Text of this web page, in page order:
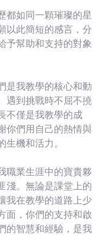
都如同一顆璀璨的星
以此簡短的感言，分
予幫助和支持的對象
是我教學的核心和動
遇到挑戰時不屈不撓
不僅是我教學的成
你們用自己的熱情與
機和活力。
職業生涯中的寶貴夥
淺。無論是課堂上的
我在教學的道路上少
面，你們的支持和啟
的智慧和經驗，是我